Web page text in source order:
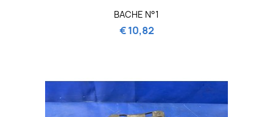
BACHE N°1
€ 10,82